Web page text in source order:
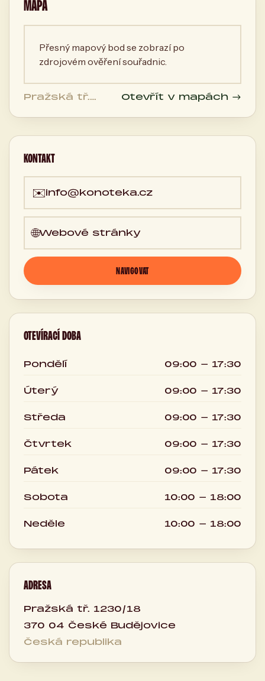
MAPA
Přesný mapový bod se zobrazí po
zdrojovém ověření souřadnic.
Pražská tř.
České
republika
Otevřít v mapách →
KONTAKT
✉️info@konoteka.cz
🌐Webové stránky
NAVIGOVAT
OTEVÍRACÍ DOBA
Pondělí 09:00 - 17:30
Úterý 09:00 - 17:30
Středa 09:00 - 17:30
Čtvrtek 09:00 - 17:30
Pátek 09:00 - 17:30
Sobota 10:00 - 18:00
Neděle 10:00 - 18:00
ADRESA
Pražská tř. 1230/18
370 04 České Budějovice
Česká republika